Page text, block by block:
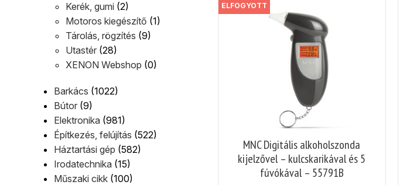
Kerék, gumi (2)
Motoros kiegészítő (1)
Tárolás, rögzítés (9)
Utastér (28)
XENON Webshop (0)
Barkács (1022)
Bútor (9)
Elektronika (981)
Építkezés, felújítás (522)
Háztartási gép (582)
Irodatechnika (15)
Műszaki cikk (100)
ELFOGYOTT
MNC Digitális alkoholszonda
kijelzővel – kulcskarikával és 5
fúvókával – 55791B